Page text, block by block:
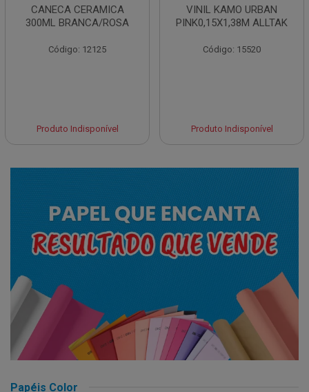
CANECA CERAMICA
300ML BRANCA/ROSA
Código: 12125
Produto Indisponível
VINIL KAMO URBAN
PINK0,15X1,38M ALLTAK
Código: 15520
Produto Indisponível
Papéis Color